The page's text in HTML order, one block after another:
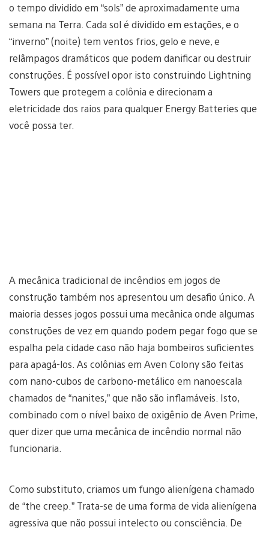
o tempo dividido em “sols” de aproximadamente uma
semana na Terra. Cada sol é dividido em estações, e o
“inverno” (noite) tem ventos frios, gelo e neve, e
relâmpagos dramáticos que podem danificar ou destruir
construções. É possível opor isto construindo Lightning
Towers que protegem a colônia e direcionam a
eletricidade dos raios para qualquer Energy Batteries que
você possa ter.
A mecânica tradicional de incêndios em jogos de
construção também nos apresentou um desafio único. A
maioria desses jogos possui uma mecânica onde algumas
construções de vez em quando podem pegar fogo que se
espalha pela cidade caso não haja bombeiros suficientes
para apagá-los. As colônias em Aven Colony são feitas
com nano-cubos de carbono-metálico em nanoescala
chamados de “nanites,” que não são inflamáveis. Isto,
combinado com o nível baixo de oxigênio de Aven Prime,
quer dizer que uma mecânica de incêndio normal não
funcionaria.
Como substituto, criamos um fungo alienígena chamado
de “the creep.” Trata-se de uma forma de vida alienígena
agressiva que não possui intelecto ou consciência. De